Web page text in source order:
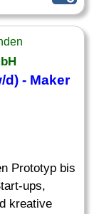
d) - Maker
Prototyp bis
ups,
kreative